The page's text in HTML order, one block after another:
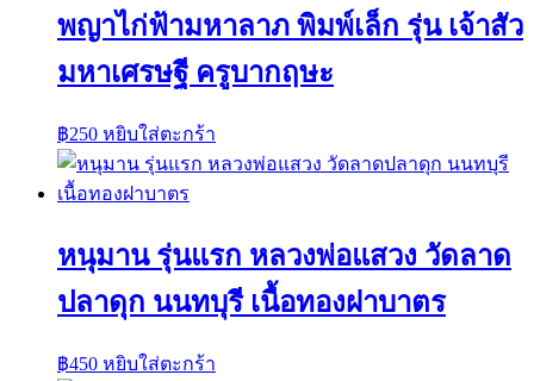
พญาไก่ฟ้ามหาลาภ พิมพ์เล็ก รุ่น เจ้าสัว
มหาเศรษฐี ครูบากฤษะ
฿250 หยิบใส่ตะกร้า
หนุมาน รุ่นแรก หลวงพ่อแสวง วัดลาด
ปลาดุก นนทบุรี เนื้อทองฝาบาตร
฿450 หยิบใส่ตะกร้า